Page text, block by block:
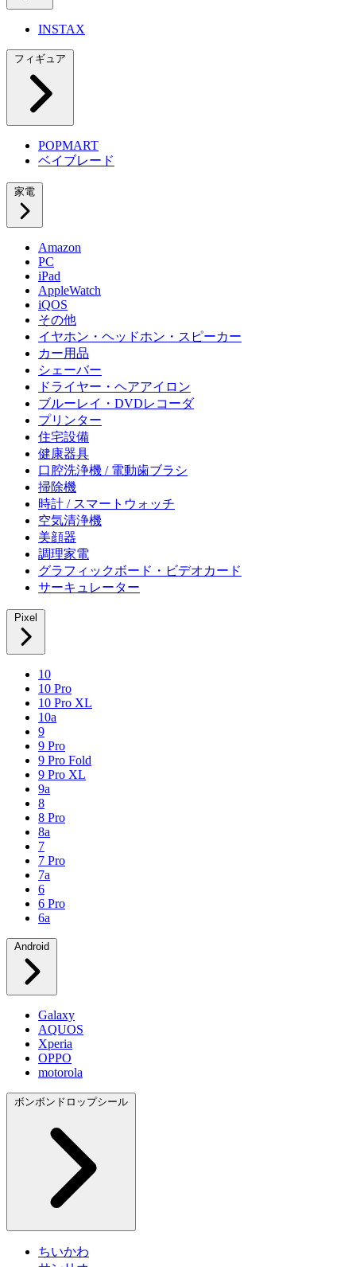
INSTAX
フィギュア
POPMART
ベイブレード
家電
Amazon
PC
iPad
AppleWatch
iQOS
その他
イヤホン・ヘッドホン・スピーカー
カー用品
シェーバー
ドライヤー・ヘアアイロン
ブルーレイ・DVDレコーダ
プリンター
住宅設備
健康器具
口腔洗浄機 / 電動歯ブラシ
掃除機
時計 / スマートウォッチ
空気清浄機
美顔器
調理家電
グラフィックボード・ビデオカード
サーキュレーター
Pixel
10
10 Pro
10 Pro XL
10a
9
9 Pro
9 Pro Fold
9 Pro XL
9a
8
8 Pro
8a
7
7 Pro
7a
6
6 Pro
6a
Android
Galaxy
AQUOS
Xperia
OPPO
motorola
ボンボンドロップシール
ちいかわ